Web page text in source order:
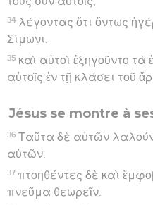
34 λέγοντας ὅτι ὄντως
Σίμωνι.
35 καὶ αὐτοὶ ἐξηγοῦντο
αὐτοῖς ἐν τῇ κλάσει τοῦ
Jésus se montre à
36 Ταῦτα δὲ αὐτῶν
αὐτῶν.
37 πτοηθέντες δὲ καὶ
πνεῦμα θεωρεῖν.